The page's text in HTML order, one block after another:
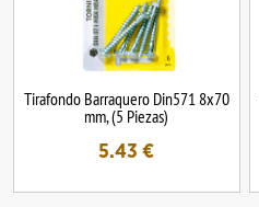
Tirafondo Barraquero Din571 8x70
mm, (5 Piezas)
5.43 €